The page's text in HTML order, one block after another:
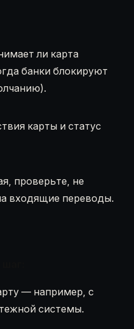
ли карта
банки блокируют
карты и статус
проверьте, не
входящие переводы.
— например, с
системы.